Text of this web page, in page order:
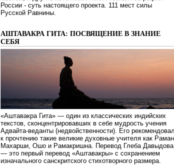
России - суть настоящего проекта. 111 мест силы
Русской Равнины.
АШТАВАКРА ГИТА: ПОСВЯЩЕНИЕ В ЗНАНИЕ
СЕБЯ
«Аштавакра Гита» — один из классических индийских
текстов, сконцентрировавших в себе мудрость учения
Адвайта-веданты (недвойственности). Его
к прочтению такие великие духовные учителя как
Махарши, Ошо и Рамакришна. Перевод Глеба Давыдова
— это первый перевод «Аштавакры» с сохранением
изначального санскритского стихотворного размера.